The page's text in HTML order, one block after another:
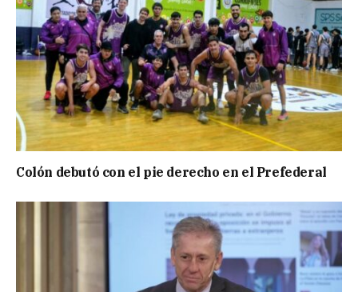
Colón debutó con el pie derecho en el Prefederal